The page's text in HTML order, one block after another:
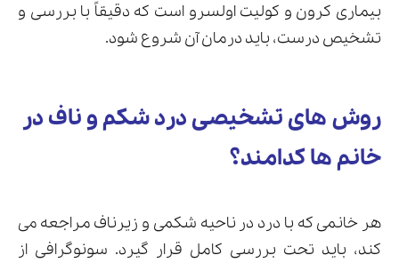
بیماری کرون و کولیت اولسرو است که دقیقاً با بررسی و
تشخیص درست، باید درمان آن شروع شود.
روش های تشخیصی درد شکم و ناف در
خانم ها کدامند؟
هر خانمی که با درد در ناحیه شکمی و زیرناف مراجعه می
کند، باید تحت بررسی کامل قرار گیرد. سونوگرافی از